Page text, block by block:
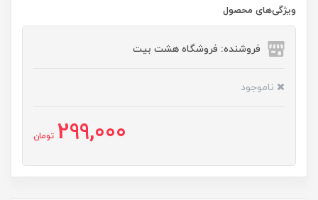
ویژگی‌های محصول
فروشنده: فروشگاه هشت بیت
ناموجود
299,000 تومان